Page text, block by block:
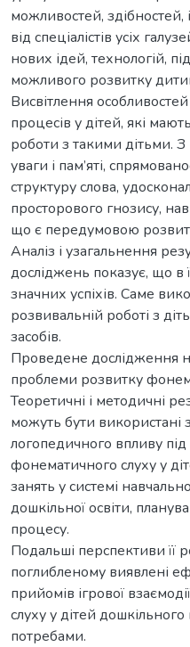
можливостей,
від спеціалістів усіх
нових ідей, технологій,
можливого розвитку
Висвітлення
процесів у дітей, які
роботи з такими дітьми.
уваги і пам’яті,
структуру слова,
просторового гнозису,
що є передумовою
Аналіз і узагальнення
досліджень показує, що в
значних успіхів. Саме
розвивальній роботі з
засобів.
Проведене дослідження
проблеми розвитку
Теоретичні і методичні
можуть бути
логопедичного впливу
фонематичного слуху у
занять у системі
дошкільної освіти,
процесу.
Подальші перспективи її
поглибленому виявлені
прийомів ігрової
слуху у дітей
потребами.